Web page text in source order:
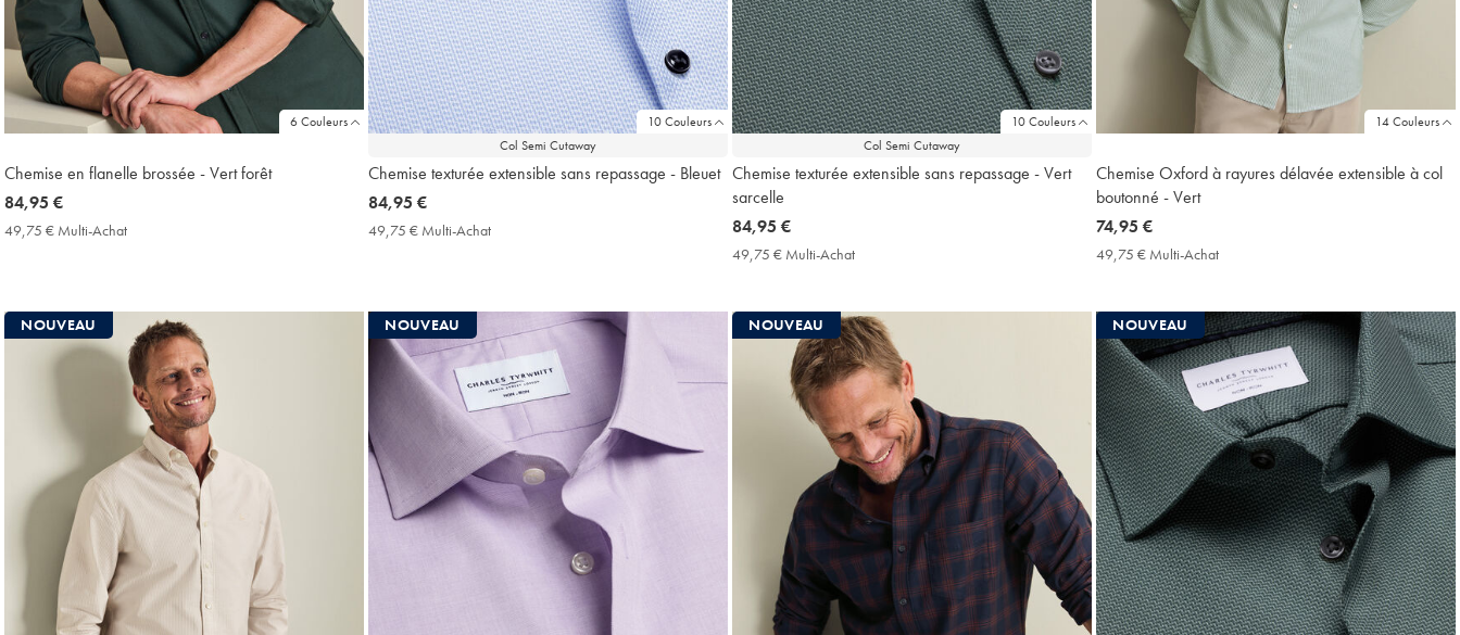
6 Couleurs
Chemise en flanelle brossée - Vert forêt
now
84,95
84,95 €
49,75 € Multi-Achat
Price
10 Couleurs
Col Semi Cutaway
Chemise texturée extensible sans repassage - Bleuet
now
84,95
84,95 €
49,75 € Multi-Achat
Price
10 Couleurs
Col Semi Cutaway
Chemise texturée extensible sans repassage - Vert
sarcelle
now
84,95
84,95 €
49,75 € Multi-Achat
Achat
Price
14 Couleurs
Chemise Oxford à rayures délavée extensible à col
boutonné - Vert
now
74,95
74,95 €
49,75 € Multi-Achat
Achat
Price
NOUVEAU NOUVEAU NOUVEAU NOUVEAU